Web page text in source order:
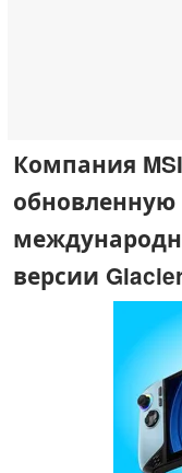
Компания
обновленную
версии